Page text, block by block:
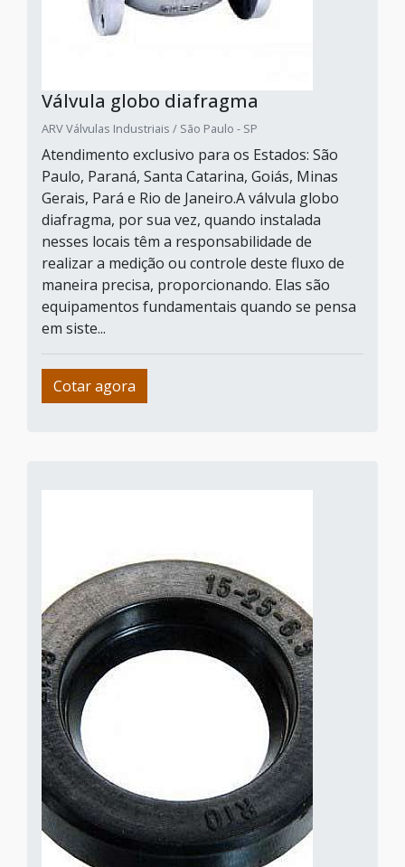
Válvula globo diafragma
ARV Válvulas Industriais / São Paulo - SP
Atendimento exclusivo para os Estados: São
Paulo, Paraná, Santa Catarina, Goiás, Minas
Gerais, Pará e Rio de Janeiro.A válvula globo
diafragma, por sua vez, quando instalada
nesses locais têm a responsabilidade de
realizar a medição ou controle deste fluxo de
maneira precisa, proporcionando. Elas são
equipamentos fundamentais quando se pensa
em siste...
Cotar agora